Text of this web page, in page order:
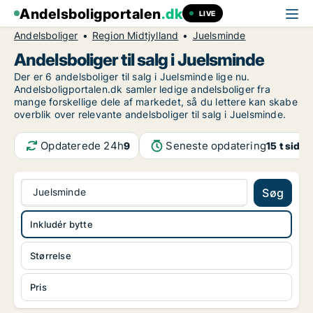
Andelsboligportalen.dk LIVE
Andelsboliger Region Midtjylland Juelsminde
Andelsboliger til salg i Juelsminde
Der er 6 andelsboliger til salg i Juelsminde lige nu.
Andelsboligportalen.dk samler ledige andelsboliger fra
mange forskellige dele af markedet, så du lettere kan skabe
overblik over relevante andelsboliger til salg i Juelsminde.
Opdaterede 24h9 Seneste opdatering15 t siden
Juelsminde Søg
Størrelse
Pris
Inkludér bytte